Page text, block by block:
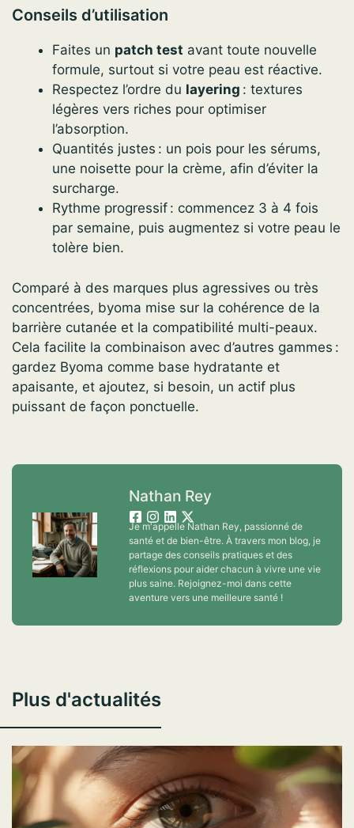
Conseils d’utilisation
Faites un patch test avant toute nouvelle
formule, surtout si votre peau est réactive.
Respectez l’ordre du layering : textures
légères vers riches pour optimiser
l’absorption.
Quantités justes : un pois pour les sérums,
une noisette pour la crème, afin d’éviter la
surcharge.
Rythme progressif : commencez 3 à 4 fois
par semaine, puis augmentez si votre peau le
tolère bien.
Comparé à des marques plus agressives ou très
concentrées, byoma mise sur la cohérence de la
barrière cutanée et la compatibilité multi-peaux.
Cela facilite la combinaison avec d’autres gammes :
gardez Byoma comme base hydratante et
apaisante, et ajoutez, si besoin, un actif plus
puissant de façon ponctuelle.
Nathan Rey
Je m'appelle Nathan Rey, passionné de
santé et de bien-être. À travers mon blog, je
partage des conseils pratiques et des
réflexions pour aider chacun à vivre une vie
plus saine. Rejoignez-moi dans cette
aventure vers une meilleure santé !
Plus d'actualités